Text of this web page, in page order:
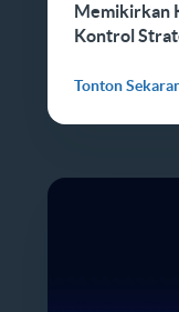
Memikirkan
Kontrol
Tonton